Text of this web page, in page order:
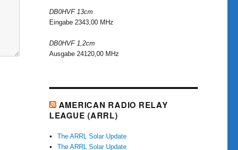
DB0HVF 13cm
Eingabe 2343,00 MHz
DB0HVF 1,2cm
Ausgabe 24120,00 MHz
AMERICAN RADIO RELAY
LEAGUE (ARRL)
The ARRL Solar Update
The ARRL Solar Update